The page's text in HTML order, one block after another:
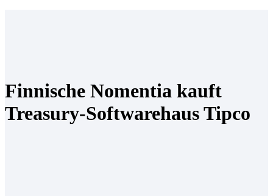
Finnische Nomentia kauft
Treasury-Softwarehaus Tipco